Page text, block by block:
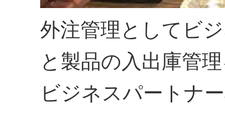
外注管理としてビ
と製品の入出庫管
ビジネスパートナ